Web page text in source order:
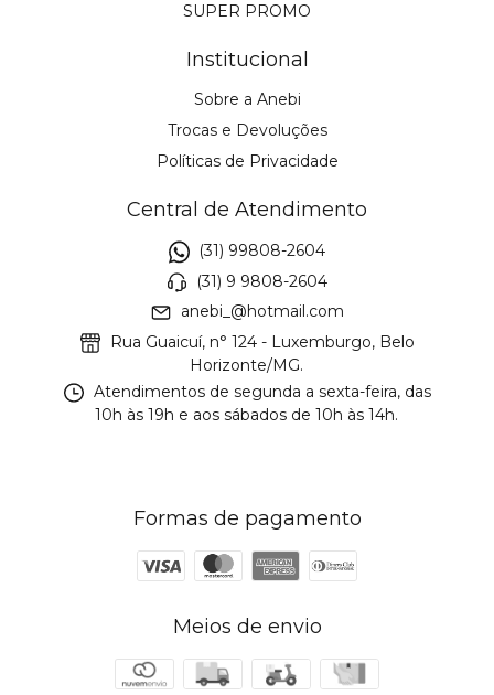
SUPER PROMO
Institucional
Sobre a Anebi
Trocas e Devoluções
Políticas de Privacidade
Central de Atendimento
(31) 99808-2604
(31) 9 9808-2604
anebi_@hotmail.com
Rua Guaicuí, n° 124 - Luxemburgo, Belo
Horizonte/MG.
Atendimentos de segunda a sexta-feira, das
10h às 19h e aos sábados de 10h às 14h.
Formas de pagamento
Meios de envio